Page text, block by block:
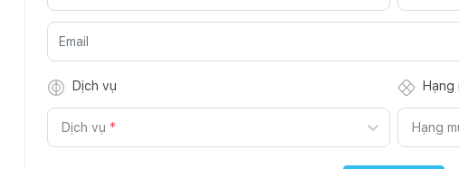
Dịch vụ
Dịch vụ *
Hạng
Hạng